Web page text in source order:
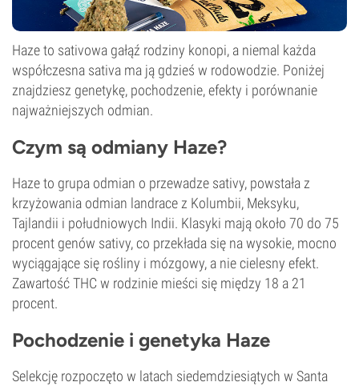
Haze to sativowa gałąź rodziny konopi, a niemal każda
współczesna sativa ma ją gdzieś w rodowodzie. Poniżej
znajdziesz genetykę, pochodzenie, efekty i porównanie
najważniejszych odmian.
Czym są odmiany Haze?
Haze to grupa odmian o przewadze sativy, powstała z
krzyżowania odmian landrace z Kolumbii, Meksyku,
Tajlandii i południowych Indii. Klasyki mają około 70 do 75
procent genów sativy, co przekłada się na wysokie, mocno
wyciągające się rośliny i mózgowy, a nie cielesny efekt.
Zawartość THC w rodzinie mieści się między 18 a 21
procent.
Pochodzenie i genetyka Haze
Selekcję rozpoczęto w latach siedemdziesiątych w Santa